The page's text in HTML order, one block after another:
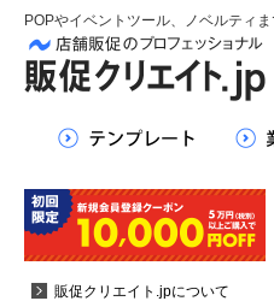
POPやイベントツール、ノベルティ
販促クリエイト.jpについて